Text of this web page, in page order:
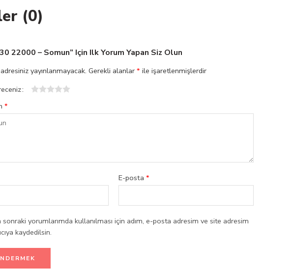
(0)
22000 – Somun” Için Ilk Yorum Yapan Siz Olun
yayınlanmayacak. Gerekli alanlar * ile işaretlenmişlerdir
*
E-posta *
sonraki yorumlarımda kullanılması için adım, e-posta adresim ve site adresim
kaydedilsin.